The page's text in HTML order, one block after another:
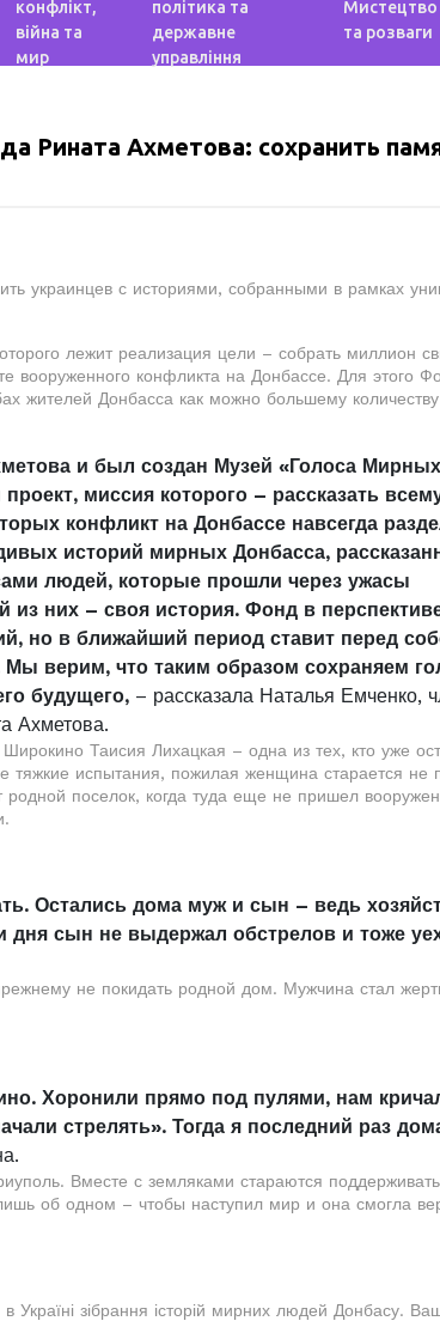
конфлікт,
війна та
мир
політика та
державне
управління
Мистецтво
та розваги
Рината Ахметова: сохранить
украинцев с историями, собранными в рамках
лежит реализация цели – собрать миллион
вооруженного конфликта на Донбассе. Для этого
жителей Донбасса как можно большему
и был создан Музей «Голоса
миссия которого – рассказать
конфликт на Донбассе навсегда
историй мирных Донбасса,
людей, которые прошли через ужасы
из них – своя история. Фонд в
но в ближайший период ставит перед
верим, что таким образом сохраняем
будущего, – рассказала Наталья Емченко,
Ахметова.
Таисия Лихацкая – одна из тех, кто уже
тяжкие испытания, пожилая женщина старается не
родной поселок, когда туда еще не пришел
Остались дома муж и сын – ведь
дня сын не выдержал обстрелов и тоже
не покидать родной дом. Мужчина стал
Хоронили прямо под пулями, нам
стрелять». Тогда я последний раз
Вместе с земляками стараются
об одном – чтобы наступил мир и она смогла
зібрання історій мирних людей Донбасу.